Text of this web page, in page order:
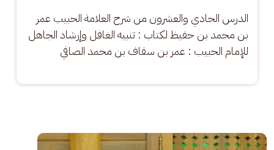
الدرس الحادي والعشرون من شرح العلامة الحبيب عمر
بن محمد بن حفيظ لكتاب : تنبيه الغافل وإرشاد الجاهل
للإمام الحبيب : عمر بن سقاف بن محمد الصافي
الصورة